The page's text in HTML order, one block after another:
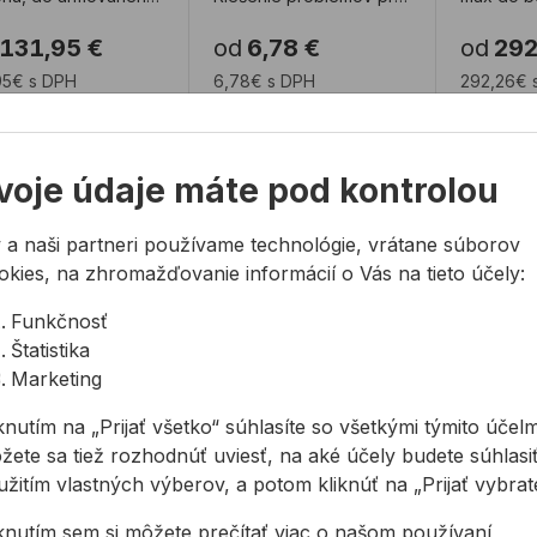
a iných sta
131,95 €
s DPH
sklade
všetkých materiálov. ...
od 6,78 €
6,78€ s DPH
Na sklade
od
292,26€
Na
do keramiky diamantový BOSCH Diamond for Hard
do keramiky
BOSCH
for Hard
dierová píla
Bimetalová korunka BOSCH
Bimetalová korunka
BOSCH 35mm
MultiConstruction
Bimetalová korunka
BOSCH
údaje máte pod kontrolou
a naši partneri používame technológie, vrátane súborov
na zhromažďovanie informácií o Vás na tieto účely:
Funkčnosť
Štatistika
Marketing
na „Prijať všetko“ súhlasíte so všetkými týmito
sa tiež rozhodnúť uviesť, na aké účely budete
vlastných výberov, a potom kliknúť na „Prijať
sem si môžete prečítať viac o našom používaní